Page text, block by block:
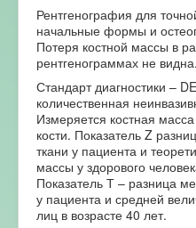
Рентгенография для
начальные формы и
Потеря костной массы в
рентгенограммах не видна.
Стандарт диагностики –
количественная
Измеряется костная
кости. Показатель Z
ткани у пациента и
массы у здорового
Показатель Т – разница
у пациента и средней
лиц в возрасте 40 лет.